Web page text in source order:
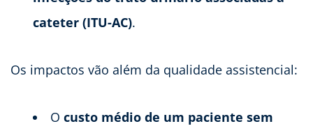
cateter (ITU-AC).
Os impactos vão além da qualidade assistencial:
O custo médio de um paciente sem